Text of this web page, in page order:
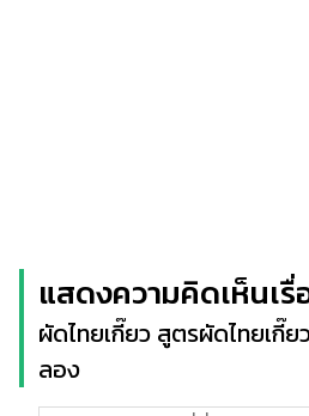
แสดงความคิดเห็นเรื่
ผัดไทยเกี๊ยว สูตรผัดไทยเกี๊
ลอง